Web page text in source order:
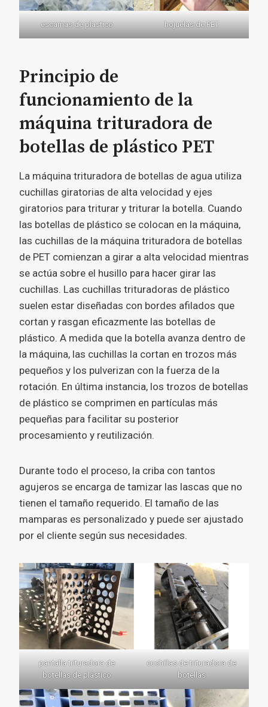
escamas de plastico hojuelas de PET
Principio de
funcionamiento de la
máquina trituradora de
botellas de plástico PET
La máquina trituradora de botellas de agua utiliza
cuchillas giratorias de alta velocidad y ejes
giratorios para triturar y triturar la botella. Cuando
las botellas de plástico se colocan en la máquina,
las cuchillas de la máquina trituradora de botellas
de PET comienzan a girar a alta velocidad mientras
se actúa sobre el husillo para hacer girar las
cuchillas. Las cuchillas trituradoras de plástico
suelen estar diseñadas con bordes afilados que
cortan y rasgan eficazmente las botellas de
plástico. A medida que la botella avanza dentro de
la máquina, las cuchillas la cortan en trozos más
pequeños y los pulverizan con la fuerza de la
rotación. En última instancia, los trozos de botellas
de plástico se comprimen en partículas más
pequeñas para facilitar su posterior
procesamiento y reutilización.
Durante todo el proceso, la criba con tantos
agujeros se encarga de tamizar las lascas que no
tienen el tamaño requerido. El tamaño de las
mamparas es personalizado y puede ser ajustado
por el cliente según sus necesidades.
pantalla trituradora de
botellas de plástico
cuchillas de trituradora de
botellas